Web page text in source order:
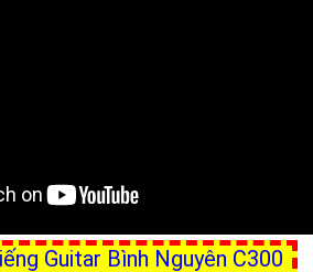
Guitar Bình Nguyên C300